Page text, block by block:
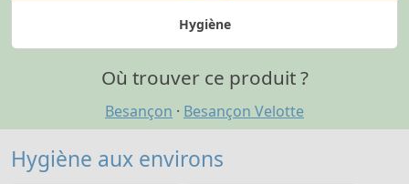
Hygiène
Où trouver ce produit ?
Besançon · Besançon Velotte
Hygiène aux environs